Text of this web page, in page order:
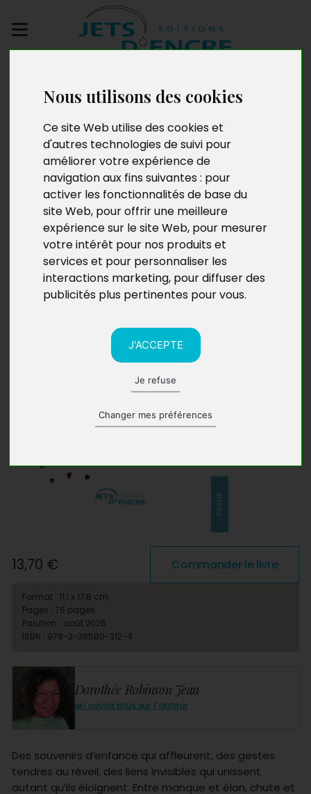
Nous utilisons des cookies
Ce site Web utilise des cookies et
d'autres technologies de suivi pour
améliorer votre expérience de
navigation aux fins suivantes : pour
activer les fonctionnalités de base du
site Web, pour offrir une meilleure
expérience sur le site Web, pour mesurer
votre intérêt pour nos produits et
services et pour personnaliser les
interactions marketing, pour diffuser des
publicités plus pertinentes pour vous.
J'ACCEPTE
Je refuse
Changer mes préférences
manuscrit
Graines d’amour
Dorothée Robinson Jean
en savoir plus sur l'auteur
Des souvenirs d’enfance qui affleurent, des gestes
tendres au réveil, des liens invisibles qui unissent
autant qu’ils éloignent. Entre manque et élan, chute et
13,70 € Commander le livre
Format : 11,1 x 17,8 cm
Pages : 76 pages
Parution : août 2026
ISBN : 978-2-38580-312-4